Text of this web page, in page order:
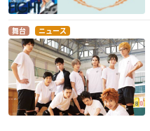
舞台 ニュース